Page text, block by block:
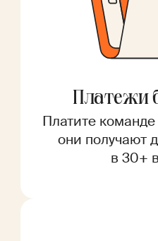
Платежи
Платите
они получают
в 30+